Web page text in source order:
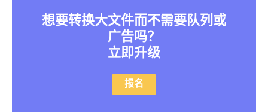
想要转换大文件而不需要队列或
广告吗？
立即升级
报名